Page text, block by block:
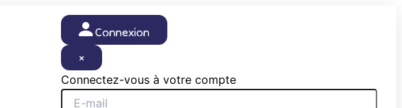
Connexion
×
Connectez-vous à votre compte